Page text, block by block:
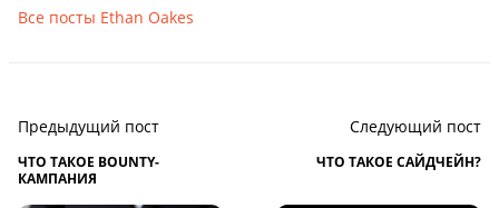
Все посты Ethan Oakes
Предыдущий пост
ЧТО ТАКОЕ BOUNTY-
КАМПАНИЯ
Следующий пост
ЧТО ТАКОЕ САЙДЧЕЙН?